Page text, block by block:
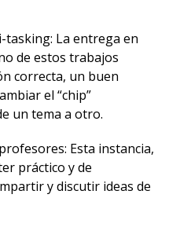
La entrega en
de estos trabajos
correcta, un buen
el “chip”
un tema a otro.
Esta instancia,
práctico y de
y discutir ideas de